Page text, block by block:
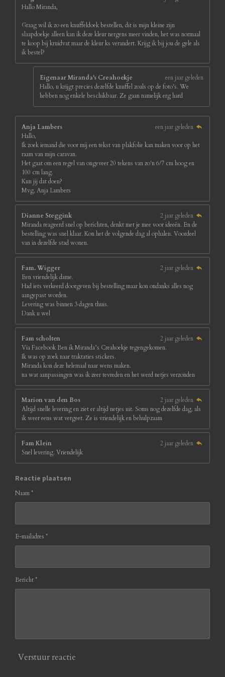
Hallo Miranda,
Graag wil ik zo een knuffeldoek bestellen, dit is mijn kleine zijn
slaapdoekje alleen kan ik deze kleur nergens meer vinden, het was normaal
te koop bij kruidvat maar de kleur ks verandert. Krijg ik bij jou de gele als
ik bestel?
Eigenaar Miranda's Creahoekje
een jaar geleden
Hallo, u krijgt precies dezelfde knuffel zoals op de foto's. We
hebben nog enkele beschikbaar. Ze gaan namelijk erg hard
Anja Lambers
een jaar geleden
Hallo,
Ik zoek iemand die voor mij een tekst van plakfolie kan maken voor op het
raam van mijn caravan.
Het gaat om een regel van ongeveer 20 tekens van zo'n 6/7 cm hoog en
100 cm lang.
Kun jij dat doen?
Mvg, Anja Lambers
Dianne Steggink
2 jaar geleden
Miranda reageerd snel op berichten, denkt met je mee voor ideeën. En de
bestelling was snel klaar. Kon het de volgende dag al ophalen. Voordeel
van in dezelfde stad wonen.
Fam. Wigger
2 jaar geleden
Een vriendelijk dame.
Had iets verkeerd doorgeven bij bestelling maar kon ondanks alles nog
aangepast worden.
Levering was binnen 3 dagen thuis.
Dank u wel
Fam scholten
2 jaar geleden
Via Facebook Ben ik Miranda’s Creahoekje tegengekomen.
Ik was op zoek naar traktaties stickers.
Miranda kon deze helemaal naar wens maken.
na wat aanpassingen was ik zeer tevreden en het werd netjes verzonden
Marion van den Bos
2 jaar geleden
Altijd snelle levering en ziet er altijd netjes uit. Soms nog dezelfde dag, als
ik weer eens wat vergeet. Ze is vriendelijk en behulpzaam
Fam Klein
2 jaar geleden
Snel levering. Vriendelijk
Reactie plaatsen
Naam *
E-mailadres *
Bericht *
Verstuur reactie